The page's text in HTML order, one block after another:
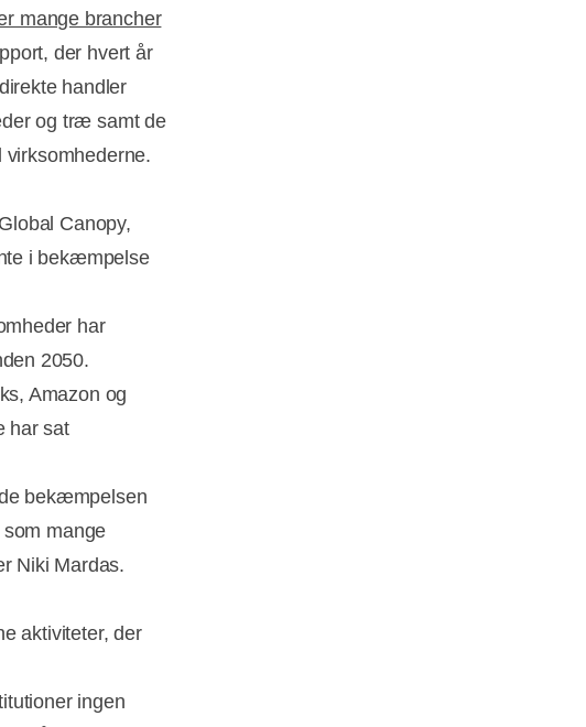
mange brancher
der hvert år
handler
og træ samt de
virksomhederne.
Canopy,
i bekæmpelse
har
2050.
Amazon og
har sat
bekæmpelsen
mange
Niki Mardas.
aktiviteter, der
ingen